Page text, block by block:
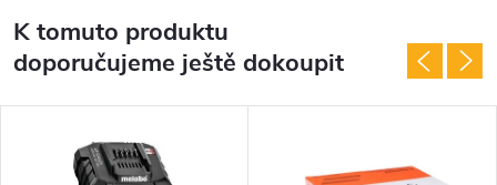
K tomuto produktu
doporučujeme ještě dokoupit